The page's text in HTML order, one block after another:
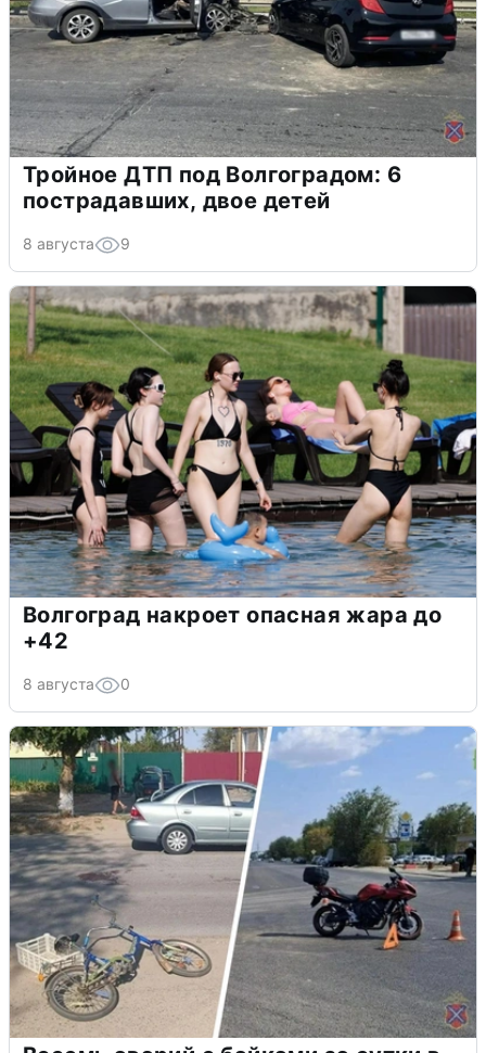
Тройное ДТП под Волгоградом: 6
пострадавших, двое детей
8 августа 9
Волгоград накроет опасная жара до
+42
8 августа 0